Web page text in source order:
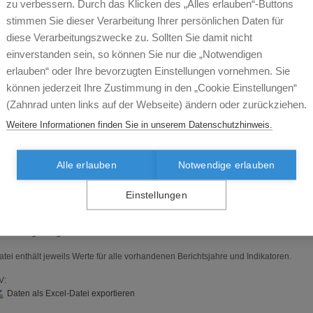
Benchmark-Niveau entsprochen hätten.
www.versorgungsatlas.dehat IGES jetzt Teildaten aus seinem in 2014
aufbereitet, die in den üblichen Formaten
und Grafiken aufgerufen werden können. Eine Zusammenfassung steht
Bericht kann vonIGESbezogen werden:
Institut GmbH, Friedrichstr. 180, 10117 Berlin
ASK, ambulant-sensitive Krankenhausfälle, Arztdichte,
Benchmarking, vermeidbare Krankenhausaufenthalte
M, Sander M. Einsparpotenziale durch ambulant-sensitive
Versorgung in Deutschland (Zi). Versorgungsatlas-Bericht Nr. 15/
doi.org/10.20364/VA-15.08
enthält jeweils Werte für alle vorhandenen Berichtsjahre und Indikatoren.
Daten als Excel-Datei exportieren
zu verbessern. Durch das Klicken des „Alles erlauben“-Buttons
stimmen Sie dieser Verarbeitung Ihrer persönlichen Daten für
diese Verarbeitungszwecke zu. Sollten Sie damit nicht
einverstanden sein, so können Sie nur die „Notwendigen
erlauben“ oder Ihre bevorzugten Einstellungen vornehmen. Sie
können jederzeit Ihre Zustimmung in den „Cookie Einstellungen“
(Zahnrad unten links auf der Webseite) ändern oder zurückziehen.
Weitere Informationen finden Sie in unserem Datenschutzhinweis.
Alle erlauben Notwendige erlauben
Einstellungen